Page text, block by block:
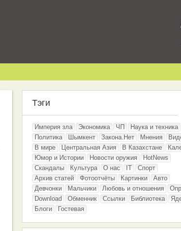
Тэги
Империя зла Экономика ЧП
Наука и техника
Политика
Шымкент Закона.Нет Мнения
В мире
Центральная Азия В Казахстане
Юмор и Истории
Новости оружия
HotNews
Скандалы
Культура О нас IT
Спорт
Архив статей
Фотоотчёты Картинки
Авто
Девчонки
Мальчики Любовь и отношения
Download
Обменник Ссылки Библиотека
Блоги
Гостевая